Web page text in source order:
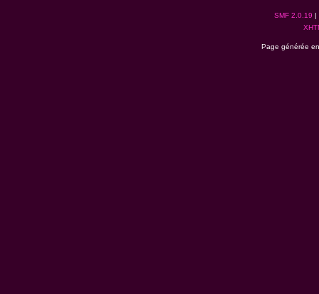
SMF 2.0.19 |
Page générée